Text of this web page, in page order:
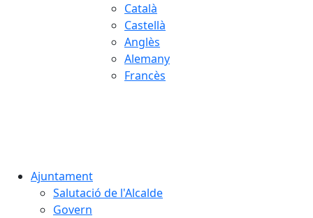
Català
Castellà
Anglès
Alemany
Francès
Ajuntament
Salutació de l'Alcalde
Govern